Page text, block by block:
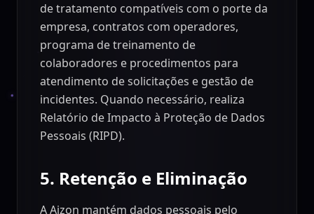
de tratamento compatíveis com o porte da
empresa, contratos com operadores,
programa de treinamento de
colaboradores e procedimentos para
atendimento de solicitações e gestão de
incidentes. Quando necessário, realiza
Relatório de Impacto à Proteção de Dados
Pessoais (RIPD).
5. Retenção e Eliminação
A Aizon mantém dados pessoais pelo